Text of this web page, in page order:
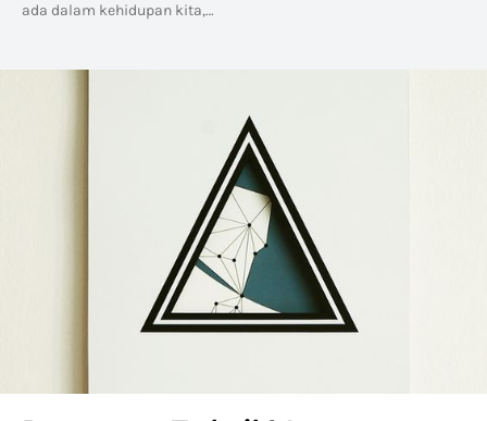
ada dalam kehidupan kita,…